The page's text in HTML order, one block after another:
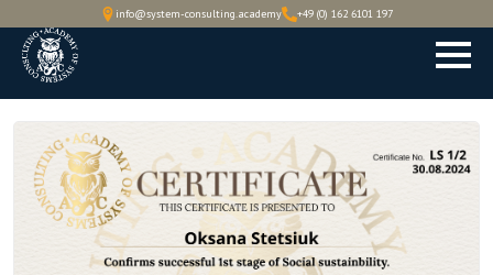
info@system-consulting.academy +49 (0) 162 6101 197